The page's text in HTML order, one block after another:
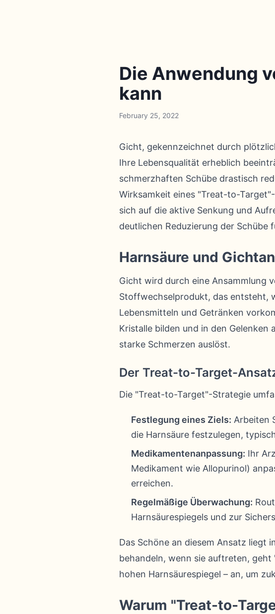
Die Anwendung
kann
February 25, 2022
Gicht, gekennzeichnet durch
Ihre Lebensqualität erheblich
schmerzhaften Schübe drastisch
Wirksamkeit eines "Treat-to-
sich auf die aktive Senkung und
deutlichen Reduzierung der Schübe
Harnsäure und
Gicht wird durch eine Ansammlung
Stoffwechselprodukt, das entsteht,
Lebensmitteln und Getränken
Kristalle bilden und in den
starke Schmerzen auslöst.
Der Treat-to-Target-
Die "Treat-to-Target"-Strategie
Festlegung eines Ziels: Arbeiten
die Harnsäure festzulegen,
Medikamentenanpassung: Ihr
Medikament wie Allopurinol)
erreichen.
Regelmäßige Überwachung:
Harnsäurespiegels und zur
Das Schöne an diesem Ansatz liegt
behandeln, wenn sie auftreten,
hohen Harnsäurespiegel – an, um
Warum "Treat-to-